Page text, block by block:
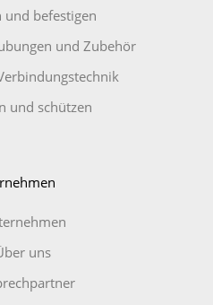
und befestigen
und Zubehör
und schützen
uns